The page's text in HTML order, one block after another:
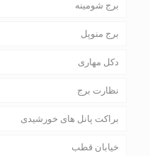
برج شومینه
برج منوپل
دکل مهاری
نظارت برج
براکت پانل های خورشیدی
خیابان قطب